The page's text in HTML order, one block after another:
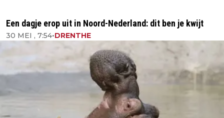
Een dagje erop uit in Noord-Nederland: dit ben je kwijt
30 MEI , 7:54•DRENTHE